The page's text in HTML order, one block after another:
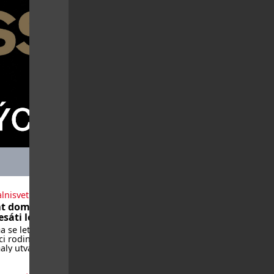
domů po
letech
se letos vrátí
rodin, které
utvářet